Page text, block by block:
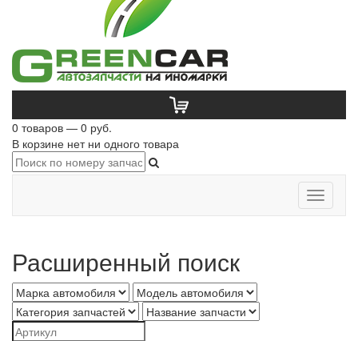
0 товаров — 0 руб.
В корзине нет ни одного товара
Toggle
Расширенный поиск